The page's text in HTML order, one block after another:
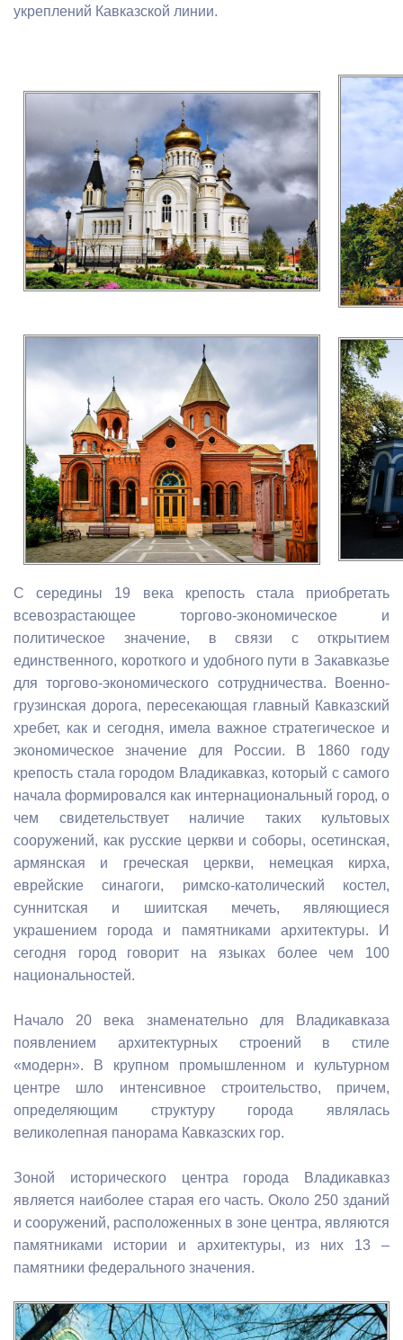
укреплений Кавказской линии.
С середины 19 века крепость стала приобретать
всевозрастающее торгово-экономическое и
политическое значение, в связи с открытием
единственного, короткого и удобного пути в Закавказье
для торгово-экономического сотрудничества. Военно-
грузинская дорога, пересекающая главный Кавказский
хребет, как и сегодня, имела важное стратегическое и
экономическое значение для России. В 1860 году
крепость стала городом Владикавказ, который с самого
начала формировался как интернациональный город, о
чем свидетельствует наличие таких культовых
сооружений, как русские церкви и соборы, осетинская,
армянская и греческая церкви, немецкая кирха,
еврейские синагоги, римско-католический костел,
суннитская и шиитская мечеть, являющиеся
украшением города и памятниками архитектуры. И
сегодня город говорит на языках более чем 100
национальностей.
Начало 20 века знаменательно для Владикавказа
появлением архитектурных строений в стиле
«модерн». В крупном промышленном и культурном
центре шло интенсивное строительство, причем,
определяющим структуру города являлась
великолепная панорама Кавказских гор.
Зоной исторического центра города Владикавказ
является наиболее старая его часть. Около 250 зданий
и сооружений, расположенных в зоне центра, являются
памятниками истории и архитектуры, из них 13 –
памятники федерального значения.